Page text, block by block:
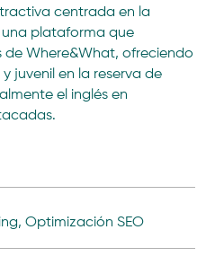
centrada en la
una plataforma que
Where&What, ofreciendo
juvenil en la reserva de
el inglés en
,Optimización SEO